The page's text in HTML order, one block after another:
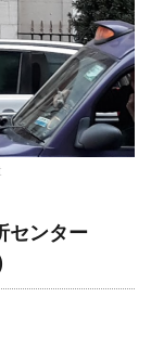
センター